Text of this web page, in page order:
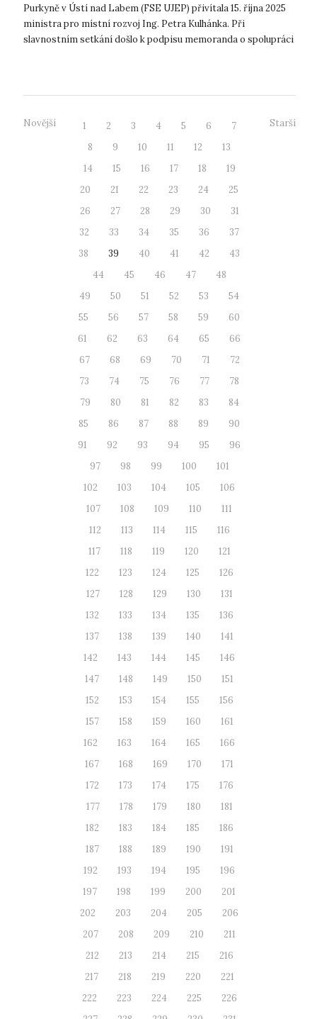
Purkyně v Ústí nad Labem (FSE UJEP) přivítala 15. října 2025
ministra pro místní rozvoj Ing. Petra Kulhánka. Při
slavnostním setkání došlo k podpisu memoranda o spolupráci
Novější 1 2 3 4 5 6
7
8
9 10 11 12
13
14
15 16 17 18
19
20
21 22 23 24
25
26
27 28 29 30
31
32
33 34 35 36
37
38
39 40 41 42
43
44
45 46 47
48
49
50 51 52 53
54
55
56 57 58 59
60
61
62 63 64 65
66
67
68 69 70 71
72
73
74 75 76 77
78
79
80 81 82 83
84
85
86 87 88 89
90
91
92 93 94 95
96
97
98 99 100
101
102
103 104 105
106
107
108 109 110
111
112
113 114 115
116
117
118 119 120
121
122
123 124 125
126
127
128 129 130
131
132
133 134 135
136
137
138 139 140
141
142
143 144 145
146
147
148 149 150
151
152
153 154 155
156
157
158 159 160
161
162
163 164 165
166
167
168 169 170
171
172
173 174 175
176
177
178 179 180
181
182
183 184 185
186
187
188 189 190
191
192
193 194 195
196
197
198 199 200
201
202
203 204 205
206
207
208 209 210
211
212
213 214 215
216
217
218 219 220
221
222
223 224 225
226
Starší